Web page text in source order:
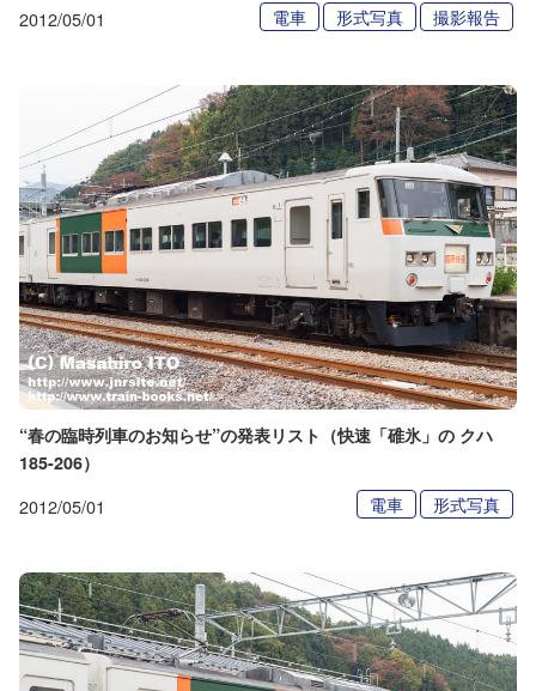
2012/05/01 電車 形式写真 撮影報告
“春の臨時列車のお知らせ”の発表リスト（快速「碓氷」の クハ
185-206）
2012/05/01 電車 形式写真